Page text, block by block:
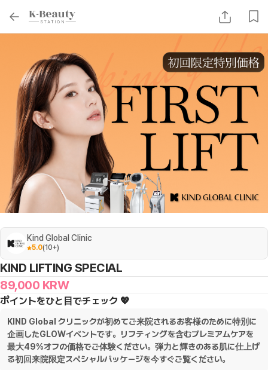
Kind Global Clinic
5.0(10+)
KIND LIFTING SPECIAL
89,000 KRW
ポイントをひと目でチェック 💖
KIND Global クリニックが初めてご来院されるお客様のために特別に
企画したGLOWイベントです。リフティングを含むプレミアムケアを
最大49%オフの価格でご体験ください。弾力と輝きのある肌に仕上げ
る初回来院限定スペシャルパッケージを今すぐご覧ください。